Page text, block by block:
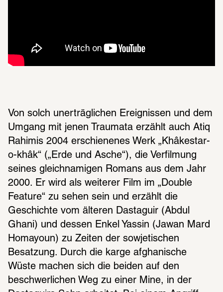
Von solch unerträglichen Ereignissen und dem
Umgang mit jenen Traumata erzählt auch Atiq
Rahimis 2004 erschienenes Werk „Khâkestar-
o-khâk“ („Erde und Asche“), die Verfilmung
seines gleichnamigen Romans aus dem Jahr
2000. Er wird als weiterer Film im „Double
Feature“ zu sehen sein und erzählt die
Geschichte vom älteren Dastaguir (Abdul
Ghani) und dessen Enkel Yassin (Jawan Mard
Homayoun) zu Zeiten der sowjetischen
Besatzung. Durch die karge afghanische
Wüste machen sich die beiden auf den
beschwerlichen Weg zu einer Mine, in der